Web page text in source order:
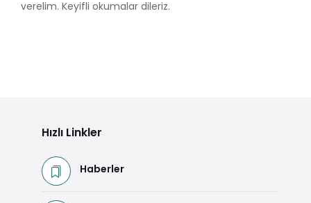
verelim. Keyifli okumalar dileriz.
Hızlı Linkler
Haberler